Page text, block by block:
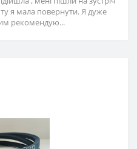
я мала повернути. Я дуже
рекомендую...